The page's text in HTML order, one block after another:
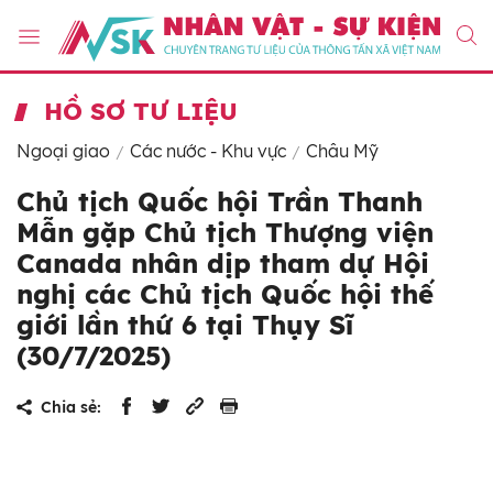
HỒ SƠ TƯ LIỆU
Ngoại giao Các nước - Khu vực Châu Mỹ
Chủ tịch Quốc hội Trần Thanh
Mẫn gặp Chủ tịch Thượng viện
Canada nhân dịp tham dự Hội
nghị các Chủ tịch Quốc hội thế
giới lần thứ 6 tại Thụy Sĩ
(30/7/2025)
Chia sẻ: